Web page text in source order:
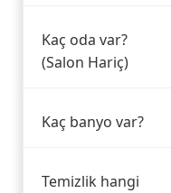
Kaç oda var?
(Salon Hariç)
Kaç banyo var?
Temizlik hangi